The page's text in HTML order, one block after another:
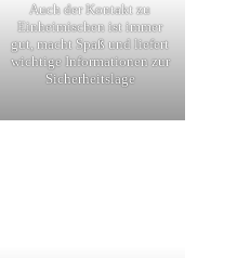
Auch der Kontakt zu
Einheimischen ist immer
gut, macht Spaß und liefert
wichtige Informationen zur
Sicherheitslage